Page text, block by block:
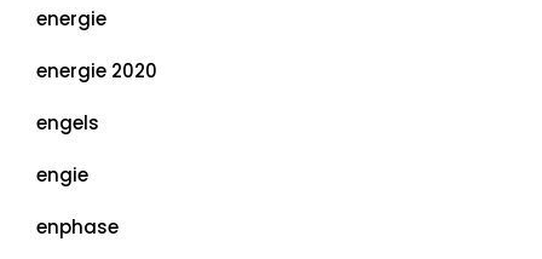
energie
energie 2020
engels
engie
enphase